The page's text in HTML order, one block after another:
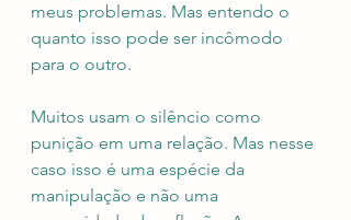
meus problemas. Mas entendo o
quanto isso pode ser incômodo
para o outro.
Muitos usam o silêncio como
punição em uma relação. Mas nesse
caso isso é uma espécie da
manipulação e não uma